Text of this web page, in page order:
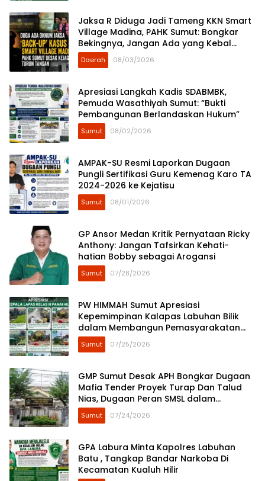
Jaksa R Diduga Jadi Tameng KKN Smart
Village Madina, PAHK Sumut: Bongkar
Bekingnya, Jangan Ada yang Kebal
Hukum!
Daerah 08/03/2026
Apresiasi Langkah Kadis SDABMBK,
Pemuda Wasathiyah Sumut: “Bukti
Pembangunan Berlandaskan Hukum”
Sumut 08/02/2026
AMPAK-SU Resmi Laporkan Dugaan
Pungli Sertifikasi Guru Kemenag Karo TA
2024-2026 ke Kejatisu
Sumut 08/01/2026
GP Ansor Medan Kritik Pernyataan Ricky
Anthony: Jangan Tafsirkan Kehati-
hatian Bobby sebagai Arogansi
Sumut 07/28/2026
​PW HIMMAH Sumut Apresiasi
Kepemimpinan Kalapas Labuhan Bilik
dalam Membangun Pemasyarakatan
Humanis
Sumut 07/25/2026
GMP Sumut Desak APH Bongkar Dugaan
Mafia Tender Proyek Turap Dan Talud
Nias, Dugaan Peran SMSL dalam
Peredaman Aksi Mahasiswa Diminta
Diusut
Sumut 07/24/2026
GPA Labura Minta Kapolres Labuhan
Batu , Tangkap Bandar Narkoba Di
Kecamatan Kualuh Hilir